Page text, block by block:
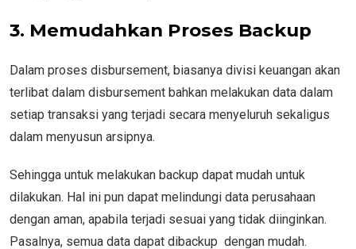
3. Memudahkan Proses Backup
Dalam proses disbursement, biasanya divisi keuangan akan
terlibat dalam disbursement bahkan melakukan data dalam
setiap transaksi yang terjadi secara menyeluruh sekaligus
dalam menyusun arsipnya.
Sehingga untuk melakukan backup dapat mudah untuk
dilakukan. Hal ini pun dapat melindungi data perusahaan
dengan aman, apabila terjadi sesuai yang tidak diinginkan.
Pasalnya, semua data dapat dibackup dengan mudah.